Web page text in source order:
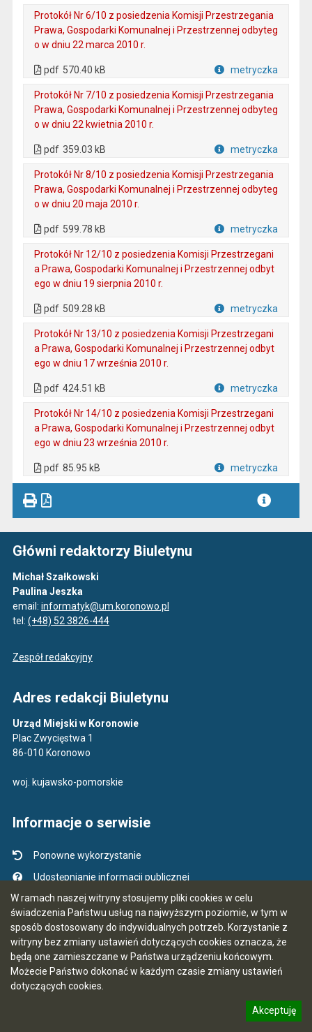
W ramach naszej witryny stosujemy pliki cookies w celu
świadczenia Państwu usług na najwyższym poziomie, w tym w
sposób dostosowany do indywidualnych potrzeb. Korzystanie z
witryny bez zmiany ustawień dotyczących cookies oznacza, że
będą one zamieszczane w Państwa urządzeniu końcowym.
Możecie Państwo dokonać w każdym czasie zmiany ustawień
dotyczących cookies.
Akceptuję
Protokół Nr 6/10 z posiedzenia Komisji Przestrzegania
Prawa, Gospodarki Komunalnej i Przestrzennej odbyteg
o w dniu 22 marca 2010 r.
pdf 570.40 kB metryczka
Protokół Nr 7/10 z posiedzenia Komisji Przestrzegania
Prawa, Gospodarki Komunalnej i Przestrzennej odbyteg
o w dniu 22 kwietnia 2010 r.
pdf 359.03 kB metryczka
Protokół Nr 8/10 z posiedzenia Komisji Przestrzegania
Prawa, Gospodarki Komunalnej i Przestrzennej odbyteg
o w dniu 20 maja 2010 r.
pdf 599.78 kB metryczka
Protokół Nr 12/10 z posiedzenia Komisji Przestrzegani
a Prawa, Gospodarki Komunalnej i Przestrzennej odbyt
ego w dniu 19 sierpnia 2010 r.
pdf 509.28 kB metryczka
Protokół Nr 13/10 z posiedzenia Komisji Przestrzegani
a Prawa, Gospodarki Komunalnej i Przestrzennej odbyt
ego w dniu 17 września 2010 r.
pdf 424.51 kB metryczka
Protokół Nr 14/10 z posiedzenia Komisji Przestrzegani
a Prawa, Gospodarki Komunalnej i Przestrzennej odbyt
ego w dniu 23 września 2010 r.
pdf 85.95 kB metryczka
Główni redaktorzy Biuletynu
Michał Szałkowski
Paulina Jeszka
email: informatyk@um.koronowo.pl
tel: (+48) 52 3826-444
Zespół redakcyjny
Adres redakcji Biuletynu
Urząd Miejski w Koronowie
Plac Zwycięstwa 1
86-010 Koronowo
woj. kujawsko-pomorskie
Informacje o serwisie
Ponowne wykorzystanie
Udostępnianie informacji publicznej
Mapa serwisu
Statystyki oglądalności
Ostatnio dodane
Ostatnia aktualizacja BIP: 06.08.2026 07:39